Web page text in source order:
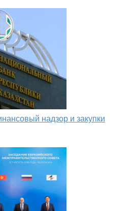
надзор и закупки